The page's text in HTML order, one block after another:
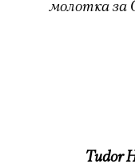
молотка за
Tudor